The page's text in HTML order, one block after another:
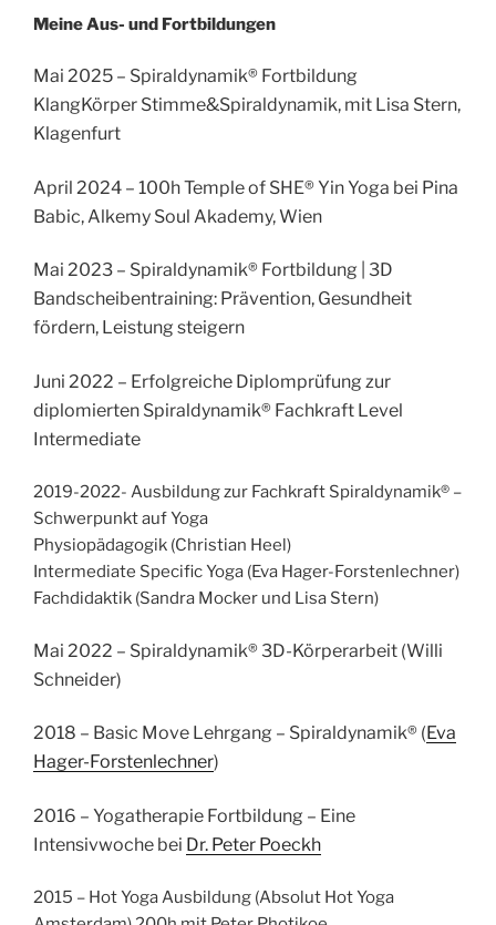
Meine Aus- und Fortbildungen
Mai 2025 – Spiraldynamik® Fortbildung
KlangKörper Stimme&Spiraldynamik, mit Lisa Stern,
Klagenfurt
April 2024 – 100h Temple of SHE® Yin Yoga bei Pina
Babic, Alkemy Soul Akademy, Wien
Mai 2023 – Spiraldynamik® Fortbildung | 3D
Bandscheibentraining: Prävention, Gesundheit
fördern, Leistung steigern
Juni 2022 – Erfolgreiche Diplomprüfung zur
diplomierten Spiraldynamik® Fachkraft Level
Intermediate
2019-2022- Ausbildung zur Fachkraft Spiraldynamik® –
Schwerpunkt auf Yoga
Physiopädagogik (Christian Heel)
Intermediate Specific Yoga (Eva Hager-Forstenlechner)
Fachdidaktik (Sandra Mocker und Lisa Stern)
Mai 2022 – Spiraldynamik® 3D-Körperarbeit (Willi
Schneider)
2018 – Basic Move Lehrgang – Spiraldynamik® (Eva
Hager-Forstenlechner)
2016 – Yogatherapie Fortbildung – Eine
Intensivwoche bei Dr. Peter Poeckh
2015 – Hot Yoga Ausbildung (Absolut Hot Yoga